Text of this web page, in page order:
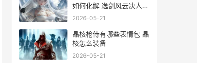
如何化解 逸剑风云决人面
蛛汤统不给
2026-05-21
晶核枪侍有哪些表情包 晶
核怎么装备
2026-05-21